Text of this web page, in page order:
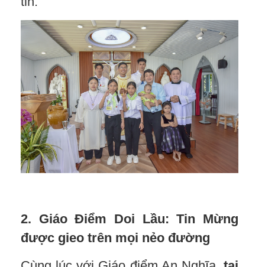
2. Giáo Điểm Doi Lầu: Tin Mừng
được gieo trên mọi nẻo đường